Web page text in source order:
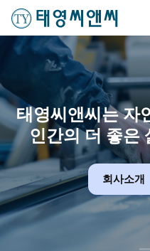
태영씨앤씨는 자
인간의 더 좋은
회사소개